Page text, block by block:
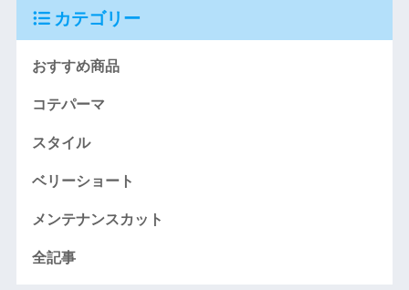
カテゴリー
おすすめ商品
コテパーマ
スタイル
ベリーショート
メンテナンスカット
全記事